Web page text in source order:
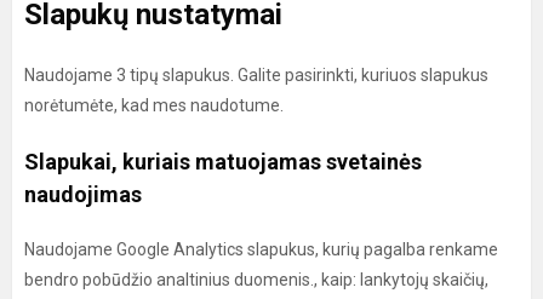
Slapukų nustatymai
Naudojame 3 tipų slapukus. Galite pasirinkti, kuriuos slapukus
norėtumėte, kad mes naudotume.
Slapukai, kuriais matuojamas svetainės
naudojimas
Naudojame Google Analytics slapukus, kurių pagalba renkame
bendro pobūdžio analtinius duomenis., kaip: lankytojų skaičių,